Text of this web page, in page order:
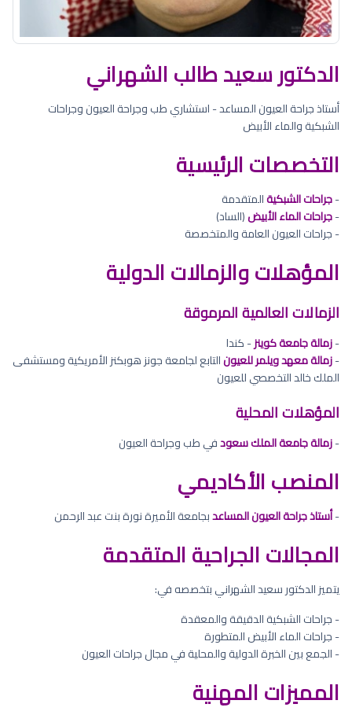
الدكتور سعيد طالب الشهراني
أستاذ جراحة العيون المساعد - استشاري طب وجراحة العيون وجراحات
الشبكية والماء الأبيض
التخصصات الرئيسية
-جراحات الشبكيةالمتقدمة
-جراحات الماء الأبيض(الساد)
- جراحات العيون العامة والمتخصصة
المؤهلات والزمالات الدولية
الزمالات العالمية المرموقة
-زمالة جامعة كوينز- كندا
-زمالة معهد ويلمر للعيونالتابع لجامعة جونز هوبكنز الأمريكية ومستشفى
الملك خالد التخصصي للعيون
المؤهلات المحلية
-زمالة جامعة الملك سعودفي طب وجراحة العيون
المنصب الأكاديمي
-أستاذ جراحة العيون المساعدبجامعة الأميرة نورة بنت عبد الرحمن
المجالات الجراحية المتقدمة
يتميز الدكتور سعيد الشهراني بتخصصه في:
- جراحات الشبكية الدقيقة والمعقدة
- جراحات الماء الأبيض المتطورة
- الجمع بين الخبرة الدولية والمحلية في مجال جراحات العيون
المميزات المهنية